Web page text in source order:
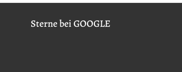
Sterne bei GOOGLE